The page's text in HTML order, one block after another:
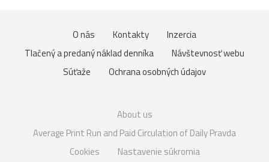
O nás Kontakty
Inzercia
Tlačený a predaný náklad denníka
Návštevnosť webu
Súťaže
Ochrana osobných údajov
About us
Average Print Run and Paid Circulation of Daily Pravda
Cookies
Nastavenie súkromia